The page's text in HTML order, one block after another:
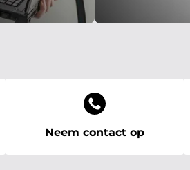
Neem contact op